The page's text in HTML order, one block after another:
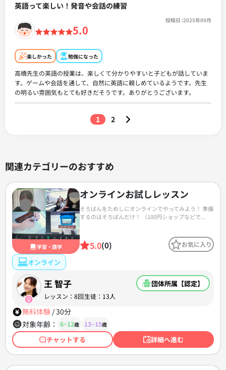
英語って楽しい！発音や会話の練習
投稿日 :2025年09月
5.0
楽しかった 勉強になった
高橋先生の英語の授業は、楽しくて分かりやすいと子どもが話していま
す。ゲームや会話を通して、自然に英語に親しめているようです。先生
の明るい雰囲気もとても好きだそうです。ありがとうございます。
1 2
関連カテゴリーのおすすめ
学習・語学
オンラインお試しレッスン
そろばんをためしにオンラインでやってみよう！ 準備
するのはそろばんだけ！ （100円ショップなどで...
5.0(0) お気に入り
オンライン
王 智子 団体所属【認定】
レッスン：8回生徒：13人
無料体験/30分
対象年齢：
6~12歳 13~15歳
チャットする 詳細へ進む